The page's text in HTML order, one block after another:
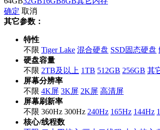
确定 取消
其它参数：
特性
不限 Tiger Lake 混合硬盘 SSD固态硬盘
硬盘容量
不限 2TB及以上 1TB 512GB 256GB 其
屏幕分辨率
不限 4K屏 3K屏 2K屏 高清屏
屏幕刷新率
不限 360Hz 300Hz 240Hz 165Hz 144Hz
核心/线程数